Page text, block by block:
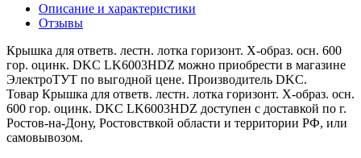
Описание и характеристики
Отзывы
Крышка для ответв. лестн. лотка горизонт. Х-образ. осн. 600
гор. оцинк. DKC LK6003HDZ можно приобрести в магазине
ЭлектроТУТ по выгодной цене. Производитель DKC.
Товар Крышка для ответв. лестн. лотка горизонт. Х-образ. осн.
600 гор. оцинк. DKC LK6003HDZ доступен с доставкой по г.
Ростов-на-Дону, Ростовствкой области и территории РФ, или
самовывозом.